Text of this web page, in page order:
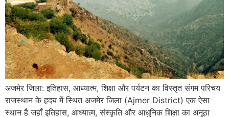
अजमेर जिला: इतिहास, आध्यात्म, शिक्षा और पर्यटन का विस्तृत संगम परिचय
राजस्थान के हृदय में स्थित अजमेर जिला (Ajmer District) एक ऐसा
स्थान है जहाँ इतिहास, आध्यात्म, संस्कृति और आधुनिक शिक्षा का अनूठा